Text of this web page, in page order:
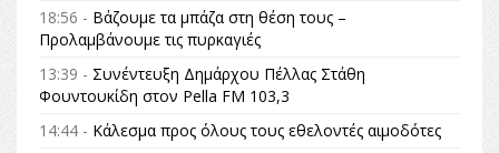
18:56 - Βάζουμε τα μπάζα στη θέση τους –
Προλαμβάνουμε τις πυρκαγιές
13:39 - Συνέντευξη Δημάρχου Πέλλας Στάθη
Φουντουκίδη στον Pella FM 103,3
14:44 - Κάλεσμα προς όλους τους εθελοντές αιμοδότες